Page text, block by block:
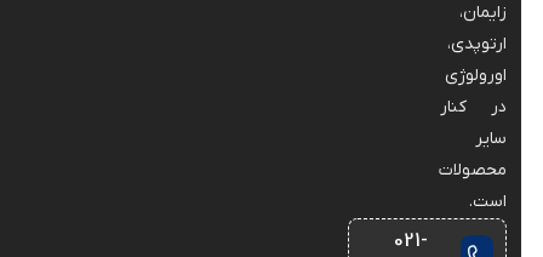
زایمان،
ارتوپدی،
اورولوژی
در کنار
سایر
محصولات
است.
021-